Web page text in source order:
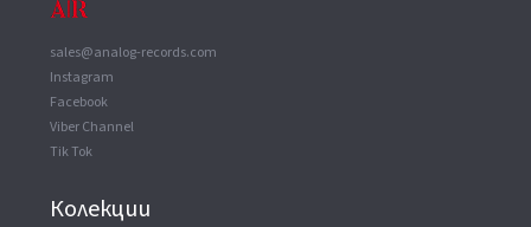
sales@analog-records.com
Instagram
Facebook
Viber Channel
Tik Tok
Колекции